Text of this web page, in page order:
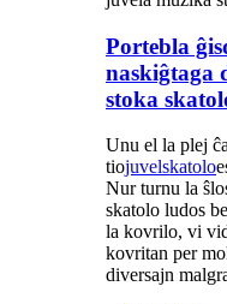
Portebla
naskiĝtaga
stoka
Unu el la plej
tiojuvelskatolo
Nur turnu la
skatolo ludos
la kovrilo, vi
kovritan per
diversajn